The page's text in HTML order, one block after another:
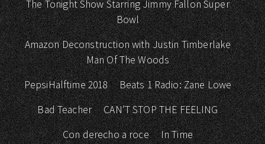
The Tonight Show Starring Jimmy Fallon Super
Bowl
Amazon Deconstruction with Justin Timberlake
Man Of The Woods
PepsiHalftime 2018
Beats 1 Radio: Zane Lowe
Bad Teacher
CAN’T STOP THE FEELING
Con derecho a roce
In Time